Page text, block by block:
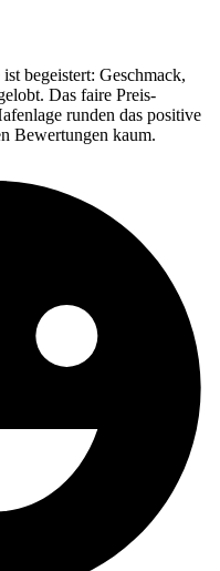
begeistert: Geschmack,
Das faire Preis-
runden das positive
Bewertungen kaum.